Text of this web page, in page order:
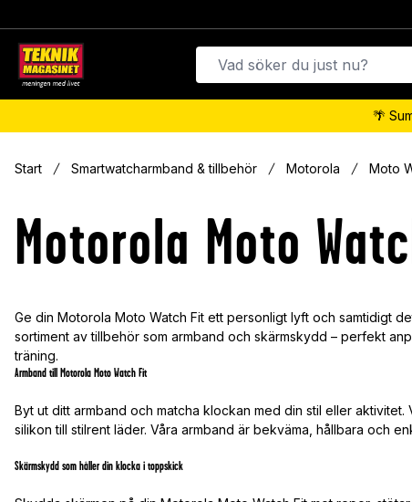
🌴
Start Smartwatcharmband & tillbehör Motorola Moto
Motorola Moto
Ge din Motorola Moto Watch Fit ett personligt lyft och samtidigt
sortiment av tillbehör som armband och skärmskydd – perfekt
träning.
Armband till Motorola Moto Watch Fit
Byt ut ditt armband och matcha klockan med din stil eller
silikon till stilrent läder. Våra armband är bekväma, hållbara och
Skärmskydd som håller din klocka i toppskick